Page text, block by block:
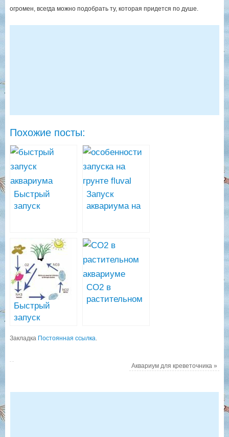
огромен, всегда можно подобрать ту, которая придется по душе.
Похожие посты:
Быстрый
запуск
Запуск
аквариума на
Быстрый
запуск
помощью
аквариума и
CO2 в
растительном
Закладка Постоянная ссылка.
Аквариум для креветочника»